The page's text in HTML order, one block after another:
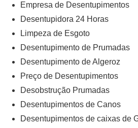
Empresa de Desentupimentos
Desentupidora 24 Horas
Limpeza de Esgoto
Desentupimento de Prumadas
Desentupimento de Algeroz
Preço de Desentupimentos
Desobstrução Prumadas
Desentupimentos de Canos
Desentupimentos de caixas de